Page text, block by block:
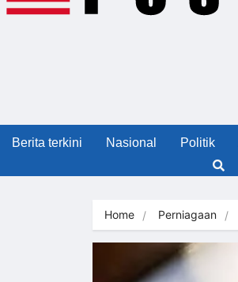
Berita terkini Nasional Politik
Home Perniagaan